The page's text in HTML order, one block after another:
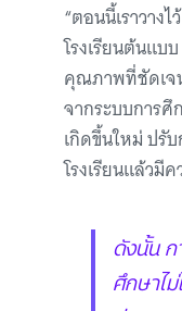
“ตอนนี้เราวางไ
โรงเรียนต้นแบ
คุณภาพที่ชัดเจ
จากระบบการศึ
เกิดขึ้นใหม่ ปรั
โรงเรียนแล้วมี
ดังนั้น ก
ศึกษาไม่